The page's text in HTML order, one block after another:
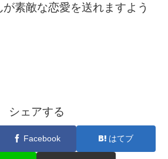
素敵な恋愛を送れますよう
シェアする
Facebook はてブ